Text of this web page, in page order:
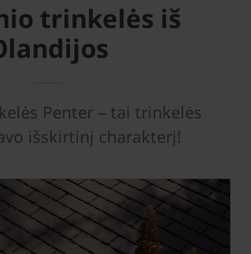
trinkelės iš
Penter – tai trinkelės
išskirtinį charakterį!